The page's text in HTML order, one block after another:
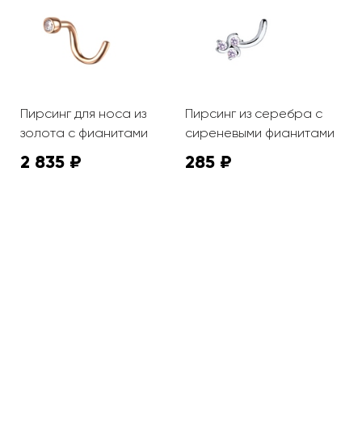
Пирсинг для носа из
золота с фианитами
2 835 ₽
Пирсинг из серебра с
сиреневыми фианитами
285 ₽